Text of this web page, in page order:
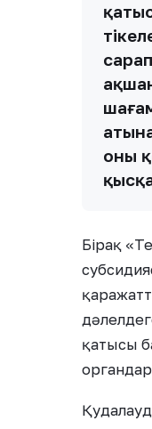
оны
Бірақ
қатысы